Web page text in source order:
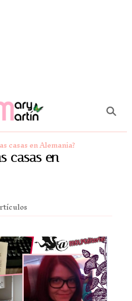
Novela Romántica y Lifestyle
casas en Alemania?
casas en